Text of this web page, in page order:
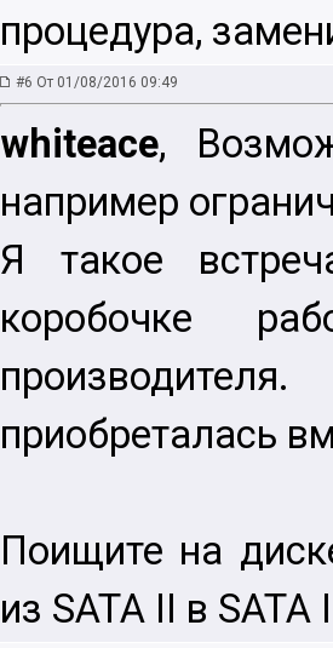
процедура,
#6 От 01/08/2016 09:49
whiteace,
например
Я такое
коробочке
приобреталась
Поищите на
из SATA II в SATA